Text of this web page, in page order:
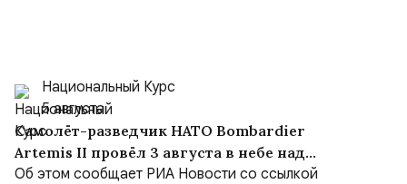
Национальный Курс
5 августа
Самолёт-разведчик НАТО Bombardier
Artemis II провёл 3 августа в небе над
Чёрным морем около девяти часов
Об этом сообщает РИА Новости со ссылкой